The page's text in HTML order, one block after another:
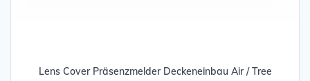
Lens Cover Präsenzmelder Deckeneinbau Air / Tree